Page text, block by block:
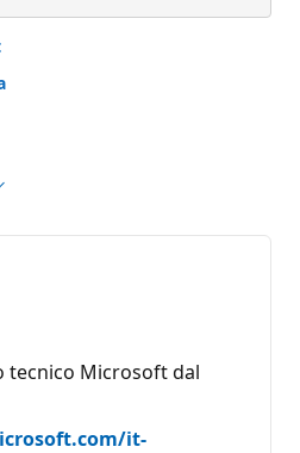
Microsoft dal
it-